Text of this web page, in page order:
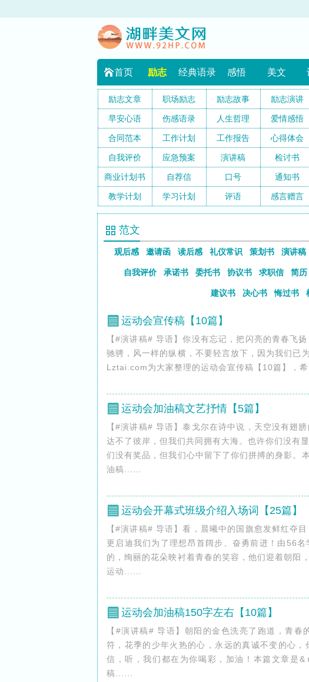
首页 励志 经典语录 感悟 美文
励志文章 职场励志 励志故事 励志演讲
早安心语 伤感语录 人生哲理 爱情感悟
合同范本 工作计划 工作报告 心得体会
自我评价 应急预案 演讲稿 检讨书
商业计划书 自荐信 口号 通知书
教学计划 学习计划 评语 感言赠言
范文
演讲稿
策划书
礼仪常识
读后感
邀请函
观后感
简历
求职信
协议书
委托书
承诺书
自我评价
悔过书
决心书
建议书
运动会宣传稿【10篇】
【#演讲稿# 导语】你没有忘记，把闪亮的青春飞
驰骋，风一样的纵横，不要轻言放下，因为我们已
Lztai.com为大家整理的运动会宣传稿【10篇】，
运动会加油稿文艺抒情【5篇】
【#演讲稿# 导语】泰戈尔在诗中说，天空没有翅
达不了彼岸，但我们共同拥有大海。也许你们没有
们没有奖品，但我们心中留下了你们拼搏的身影。
油稿......
运动会开幕式班级介绍入场词【25篇】
【#演讲稿# 导语】看，晨曦中的国旗愈发鲜红夺
更启迪我们为了理想昂首阔步、奋勇前进！由56
的，绚丽的花朵映衬着青春的笑容，他们迎着朝阳
运动......
运动会加油稿150字左右【10篇】
【#演讲稿# 导语】朝阳的金色洗亮了跑道，青
符，花季的少年火热的心，永远的真诚不变的心
信，听，我们都在为你喝彩，加油！本篇文章是
稿......